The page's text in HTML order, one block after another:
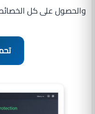
والحصول على كل الخصائص